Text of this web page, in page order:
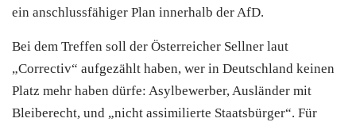
ein anschlussfähiger Plan innerhalb der AfD.
Bei dem Treffen soll der Österreicher Sellner laut
„Correctiv“ aufgezählt haben, wer in Deutschland keinen
Platz mehr haben dürfe: Asylbewerber, Ausländer mit
Bleiberecht, und „nicht assimilierte Staatsbürger“. Für